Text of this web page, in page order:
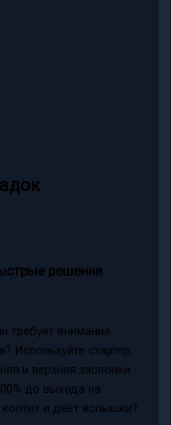
решения
требует внимания.
Используйте стартер,
и верхняя заслонки
до выхода на
коптит и даёт вспышки?